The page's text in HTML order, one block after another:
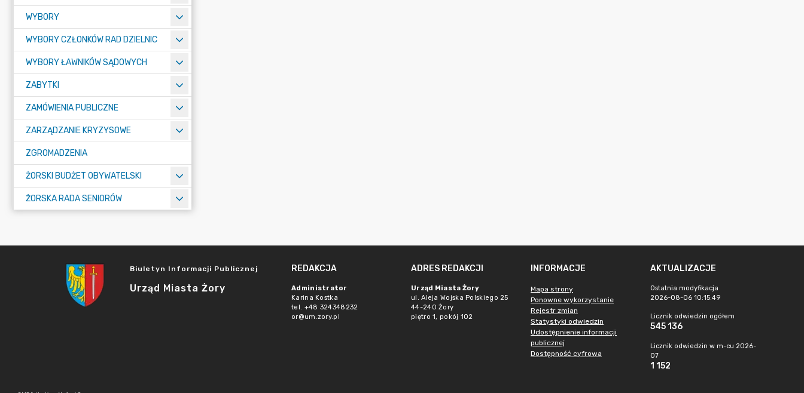
WYBORY
WYBORY CZŁONKÓW RAD DZIELNIC
WYBORY ŁAWNIKÓW SĄDOWYCH
ZABYTKI
ZAMÓWIENIA PUBLICZNE
ZARZĄDZANIE KRYZYSOWE
ZGROMADZENIA
ŻORSKI BUDŻET OBYWATELSKI
ŻORSKA RADA SENIORÓW
Biuletyn Informacji Publicznej
Urząd Miasta Żory
REDAKCJA
Administrator
Karina Kostka
tel. +48 324348232
or@um.zory.pl
ADRES REDAKCJI
Urząd Miasta Żory
ul. Aleja Wojska Polskiego 25
44-240 Żory
piętro 1, pokój 102
INFORMACJE
Mapa strony
Ponowne wykorzystanie
Rejestr zmian
Statystyki odwiedzin
Udostępnienie informacji
publicznej
Dostępność cyfrowa
AKTUALIZACJE
Ostatnia modyfikacja
2026-08-06 10:15:49
Licznik odwiedzin ogółem
545 136
Licznik odwiedzin w m-cu 2026-
07
1 152